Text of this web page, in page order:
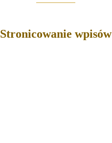
Stronicowanie wpisów